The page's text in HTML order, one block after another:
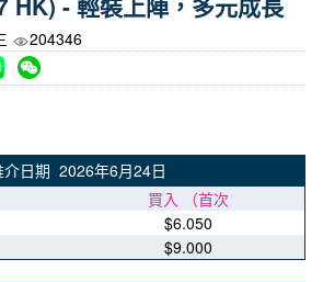
204346
介日期 2026年6月24日
買入 （首次
$6.050
$9.000